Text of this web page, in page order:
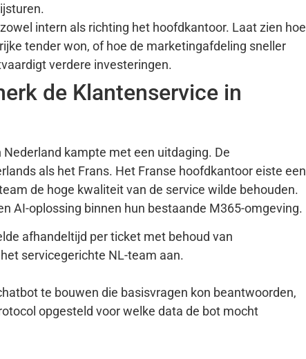
intern als richting het hoofdkantoor. Laat zien hoe
tender won, of hoe de marketingafdeling sneller
verdere investeringen.
de Klantenservice in
kampte met een uitdaging. De
als het Frans. Het Franse hoofdkantoor eiste een
de hoge kwaliteit van de service wilde behouden.
AI-oplossing binnen hun bestaande M365-omgeving.
afhandeltijd per ticket met behoud van
servicegerichte NL-team aan.
te bouwen die basisvragen kon beantwoorden,
opgesteld voor welke data de bot mocht